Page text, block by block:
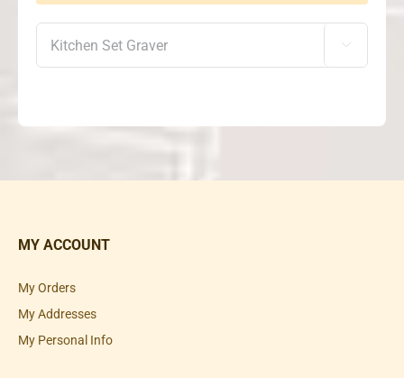

MY ACCOUNT
My Orders
My Addresses
My Personal Info